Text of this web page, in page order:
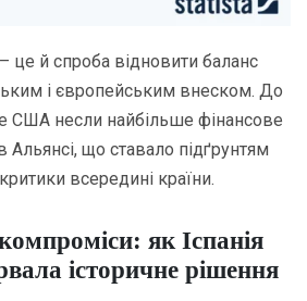
це й спроба відновити баланс
і європейським внеском. До
США несли найбільше фінансове
Альянсі, що ставало підґрунтям
всередині країни.
як Іспанія
історичне рішення